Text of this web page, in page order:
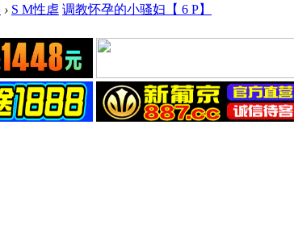
› S M性虐 调教怀孕的小骚妇【 6 P】